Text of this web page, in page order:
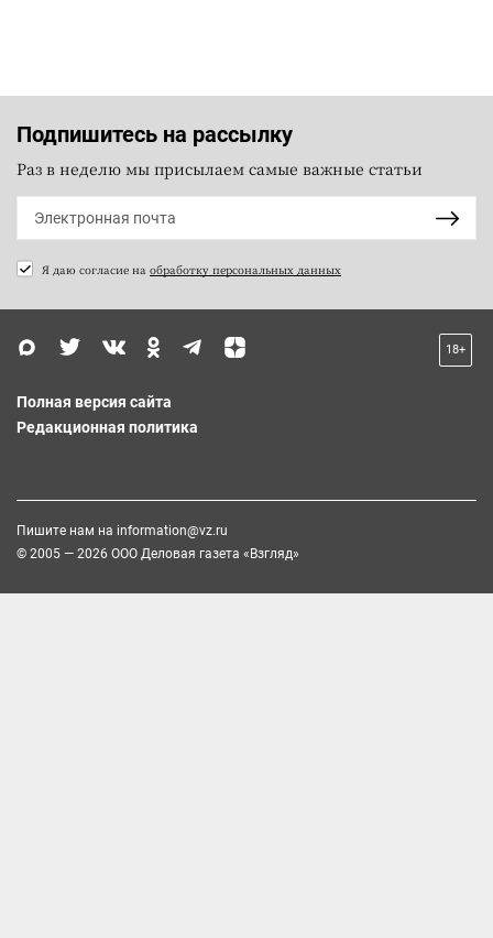
Подпишитесь на рассылку
Раз в неделю мы присылаем самые важные статьи
Я даю согласие на обработку персональных данных
18+
Полная версия сайта
Редакционная политика
Пишите нам на information@vz.ru
© 2005 — 2026 ООО Деловая газета «Взгляд»